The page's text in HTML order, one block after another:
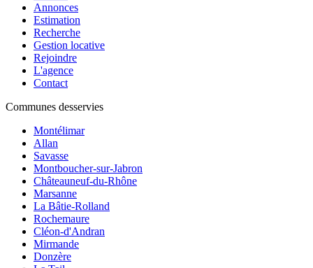
Annonces
Estimation
Recherche
Gestion locative
Rejoindre
L'agence
Contact
Communes desservies
Montélimar
Allan
Savasse
Montboucher-sur-Jabron
Châteauneuf-du-Rhône
Marsanne
La Bâtie-Rolland
Rochemaure
Cléon-d'Andran
Mirmande
Donzère